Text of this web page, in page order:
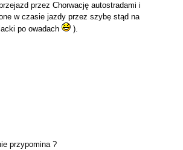
przez Chorwację autostradami i
w czasie jazdy przez szybę stąd na
po owadach
).
przypomina ?